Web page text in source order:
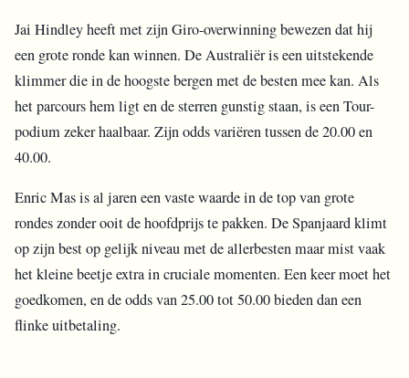
Jai Hindley heeft met zijn Giro-overwinning bewezen dat hij
een grote ronde kan winnen. De Australiër is een uitstekende
klimmer die in de hoogste bergen met de besten mee kan. Als
het parcours hem ligt en de sterren gunstig staan, is een Tour-
podium zeker haalbaar. Zijn odds variëren tussen de 20.00 en
40.00.
Enric Mas is al jaren een vaste waarde in de top van grote
rondes zonder ooit de hoofdprijs te pakken. De Spanjaard klimt
op zijn best op gelijk niveau met de allerbesten maar mist vaak
het kleine beetje extra in cruciale momenten. Een keer moet het
goedkomen, en de odds van 25.00 tot 50.00 bieden dan een
flinke uitbetaling.